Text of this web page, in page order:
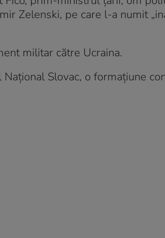
Zelenski, pe care l-a numit
militar către Ucraina.
Slovac, o formațiune